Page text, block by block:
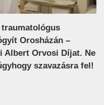
Orosházán –
Albert Orvosi Díjat. Ne
szavazásra fel!